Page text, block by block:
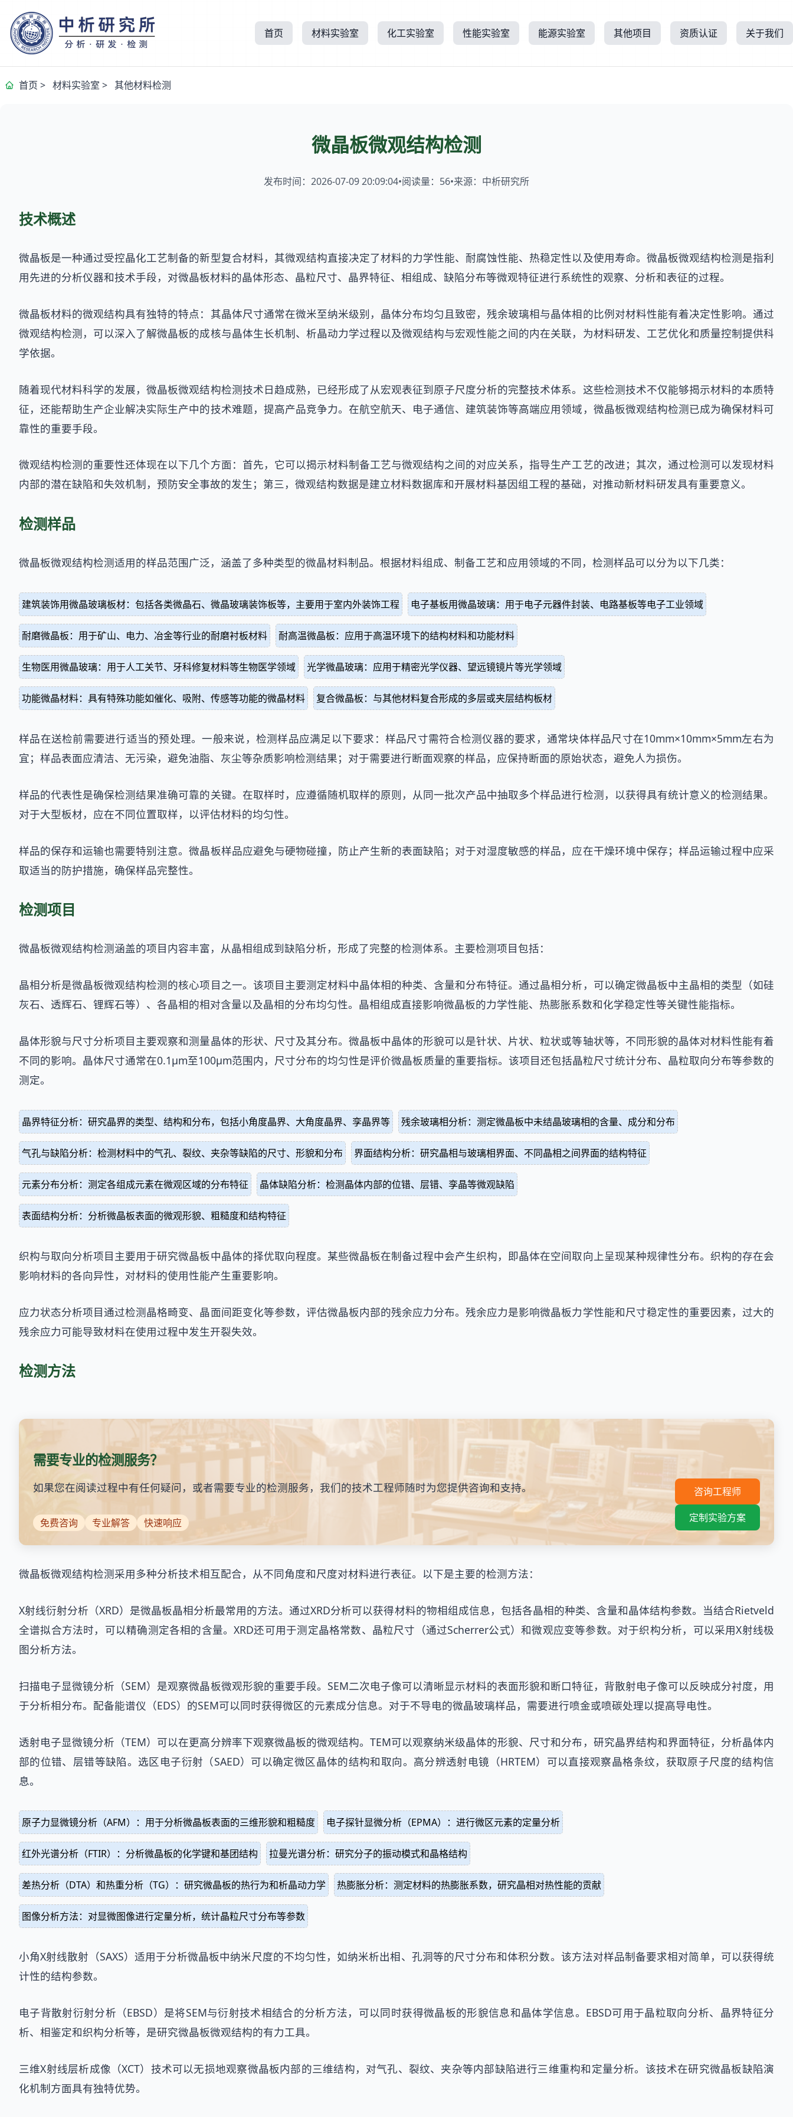
首页 材料实验室 化工实验室 性能实验室 能源实验室 其他项目 资质认证 关于我们
首页 > 材料实验室 > 其他材料检测
微晶板微观结构检测
发布时间：2026-07-09 20:09:04•阅读量： 56•来源：中析研究所
技术概述
微晶板是一种通过受控晶化工艺制备的新型复合材料，其微观结构直接决定了材料的力学性能、耐腐蚀性能、热稳定性以及使用寿命。微晶板微观结构检测是指利
用先进的分析仪器和技术手段，对微晶板材料的晶体形态、晶粒尺寸、晶界特征、相组成、缺陷分布等微观特征进行系统性的观察、分析和表征的过程。
微晶板材料的微观结构具有独特的特点：其晶体尺寸通常在微米至纳米级别，晶体分布均匀且致密，残余玻璃相与晶体相的比例对材料性能有着决定性影响。通过
微观结构检测，可以深入了解微晶板的成核与晶体生长机制、析晶动力学过程以及微观结构与宏观性能之间的内在关联，为材料研发、工艺优化和质量控制提供科
学依据。
随着现代材料科学的发展，微晶板微观结构检测技术日趋成熟，已经形成了从宏观表征到原子尺度分析的完整技术体系。这些检测技术不仅能够揭示材料的本质特
征，还能帮助生产企业解决实际生产中的技术难题，提高产品竞争力。在航空航天、电子通信、建筑装饰等高端应用领域，微晶板微观结构检测已成为确保材料可
靠性的重要手段。
微观结构检测的重要性还体现在以下几个方面：首先，它可以揭示材料制备工艺与微观结构之间的对应关系，指导生产工艺的改进；其次，通过检测可以发现材料
内部的潜在缺陷和失效机制，预防安全事故的发生；第三，微观结构数据是建立材料数据库和开展材料基因组工程的基础，对推动新材料研发具有重要意义。
检测样品
微晶板微观结构检测适用的样品范围广泛，涵盖了多种类型的微晶材料制品。根据材料组成、制备工艺和应用领域的不同，检测样品可以分为以下几类：
建筑装饰用微晶玻璃板材：包括各类微晶石、微晶玻璃装饰板等，主要用于室内外装饰工程 电子基板用微晶玻璃：用于电子元器件封装、电路基板等电子工业领域
耐磨微晶板：用于矿山、电力、冶金等行业的耐磨衬板材料 耐高温微晶板：应用于高温环境下的结构材料和功能材料
生物医用微晶玻璃：用于人工关节、牙科修复材料等生物医学领域 光学微晶玻璃：应用于精密光学仪器、望远镜镜片等光学领域
功能微晶材料：具有特殊功能如催化、吸附、传感等功能的微晶材料 复合微晶板：与其他材料复合形成的多层或夹层结构板材
样品在送检前需要进行适当的预处理。一般来说，检测样品应满足以下要求：样品尺寸需符合检测仪器的要求，通常块体样品尺寸在10mm×10mm×5mm左右为
宜；样品表面应清洁、无污染，避免油脂、灰尘等杂质影响检测结果；对于需要进行断面观察的样品，应保持断面的原始状态，避免人为损伤。
样品的代表性是确保检测结果准确可靠的关键。在取样时，应遵循随机取样的原则，从同一批次产品中抽取多个样品进行检测，以获得具有统计意义的检测结果。
对于大型板材，应在不同位置取样，以评估材料的均匀性。
样品的保存和运输也需要特别注意。微晶板样品应避免与硬物碰撞，防止产生新的表面缺陷；对于对湿度敏感的样品，应在干燥环境中保存；样品运输过程中应采
取适当的防护措施，确保样品完整性。
检测项目
微晶板微观结构检测涵盖的项目内容丰富，从晶相组成到缺陷分析，形成了完整的检测体系。主要检测项目包括：
晶相分析是微晶板微观结构检测的核心项目之一。该项目主要测定材料中晶体相的种类、含量和分布特征。通过晶相分析，可以确定微晶板中主晶相的类型（如硅
灰石、透辉石、锂辉石等）、各晶相的相对含量以及晶相的分布均匀性。晶相组成直接影响微晶板的力学性能、热膨胀系数和化学稳定性等关键性能指标。
晶体形貌与尺寸分析项目主要观察和测量晶体的形状、尺寸及其分布。微晶板中晶体的形貌可以是针状、片状、粒状或等轴状等，不同形貌的晶体对材料性能有着
不同的影响。晶体尺寸通常在0.1μm至100μm范围内，尺寸分布的均匀性是评价微晶板质量的重要指标。该项目还包括晶粒尺寸统计分布、晶粒取向分布等参数的
测定。
晶界特征分析：研究晶界的类型、结构和分布，包括小角度晶界、大角度晶界、孪晶界等 残余玻璃相分析：测定微晶板中未结晶玻璃相的含量、成分和分布
气孔与缺陷分析：检测材料中的气孔、裂纹、夹杂等缺陷的尺寸、形貌和分布 界面结构分析：研究晶相与玻璃相界面、不同晶相之间界面的结构特征
元素分布分析：测定各组成元素在微观区域的分布特征 晶体缺陷分析：检测晶体内部的位错、层错、孪晶等微观缺陷
表面结构分析：分析微晶板表面的微观形貌、粗糙度和结构特征
织构与取向分析项目主要用于研究微晶板中晶体的择优取向程度。某些微晶板在制备过程中会产生织构，即晶体在空间取向上呈现某种规律性分布。织构的存在会
影响材料的各向异性，对材料的使用性能产生重要影响。
应力状态分析项目通过检测晶格畸变、晶面间距变化等参数，评估微晶板内部的残余应力分布。残余应力是影响微晶板力学性能和尺寸稳定性的重要因素，过大的
残余应力可能导致材料在使用过程中发生开裂失效。
检测方法
需要专业的检测服务？
如果您在阅读过程中有任何疑问，或者需要专业的检测服务，我们的技术工程师随时为您提供咨询和支持。
免费咨询 专业解答 快速响应
咨询工程师
定制实验方案
微晶板微观结构检测采用多种分析技术相互配合，从不同角度和尺度对材料进行表征。以下是主要的检测方法：
X射线衍射分析（XRD）是微晶板晶相分析最常用的方法。通过XRD分析可以获得材料的物相组成信息，包括各晶相的种类、含量和晶体结构参数。当结合Rietveld
全谱拟合方法时，可以精确测定各相的含量。XRD还可用于测定晶格常数、晶粒尺寸（通过Scherrer公式）和微观应变等参数。对于织构分析，可以采用X射线极
图分析方法。
扫描电子显微镜分析（SEM）是观察微晶板微观形貌的重要手段。SEM二次电子像可以清晰显示材料的表面形貌和断口特征，背散射电子像可以反映成分衬度，用
于分析相分布。配备能谱仪（EDS）的SEM可以同时获得微区的元素成分信息。对于不导电的微晶玻璃样品，需要进行喷金或喷碳处理以提高导电性。
透射电子显微镜分析（TEM）可以在更高分辨率下观察微晶板的微观结构。TEM可以观察纳米级晶体的形貌、尺寸和分布，研究晶界结构和界面特征，分析晶体内
部的位错、层错等缺陷。选区电子衍射（SAED）可以确定微区晶体的结构和取向。高分辨透射电镜（HRTEM）可以直接观察晶格条纹，获取原子尺度的结构信
息。
原子力显微镜分析（AFM）：用于分析微晶板表面的三维形貌和粗糙度 电子探针显微分析（EPMA）：进行微区元素的定量分析
红外光谱分析（FTIR）：分析微晶板的化学键和基团结构 拉曼光谱分析：研究分子的振动模式和晶格结构
差热分析（DTA）和热重分析（TG）：研究微晶板的热行为和析晶动力学 热膨胀分析：测定材料的热膨胀系数，研究晶相对热性能的贡献
图像分析方法：对显微图像进行定量分析，统计晶粒尺寸分布等参数
小角X射线散射（SAXS）适用于分析微晶板中纳米尺度的不均匀性，如纳米析出相、孔洞等的尺寸分布和体积分数。该方法对样品制备要求相对简单，可以获得统
计性的结构参数。
电子背散射衍射分析（EBSD）是将SEM与衍射技术相结合的分析方法，可以同时获得微晶板的形貌信息和晶体学信息。EBSD可用于晶粒取向分析、晶界特征分
析、相鉴定和织构分析等，是研究微晶板微观结构的有力工具。
三维X射线层析成像（XCT）技术可以无损地观察微晶板内部的三维结构，对气孔、裂纹、夹杂等内部缺陷进行三维重构和定量分析。该技术在研究微晶板缺陷演
化机制方面具有独特优势。